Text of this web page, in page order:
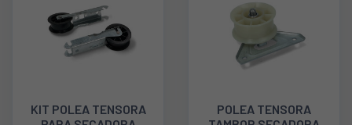
KIT POLEA TENSORA
POLEA TENSORA